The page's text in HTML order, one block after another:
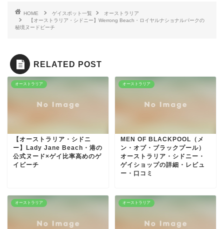
HOME ゲイスポット一覧
オーストラリア
【オーストラリア・シドニー】Werrong Beach・ロイヤルナショナルパークの
秘境ヌードビーチ
RELATED POST
オーストラリア
【オーストラリア・シドニ
ー】Lady Jane Beach・港の
公式ヌード×ゲイ比率高めのゲ
イビーチ
オーストラリア
MEN OF BLACKPOOL（メ
ン・オブ・ブラックプール）
オーストラリア・シドニー・
ゲイショップの詳細・レビュ
ー・口コミ
オーストラリア オーストラリア